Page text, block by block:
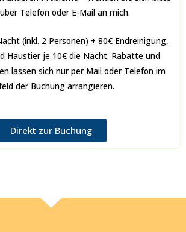
Telefon oder E-Mail an mich.
(inkl. 2 Personen) + 80€ Endreinigung,
Haustier je 10€ die Nacht. Rabatte und
lassen sich nur per Mail oder Telefon im
der Buchung arrangieren.
Direkt zur Buchung